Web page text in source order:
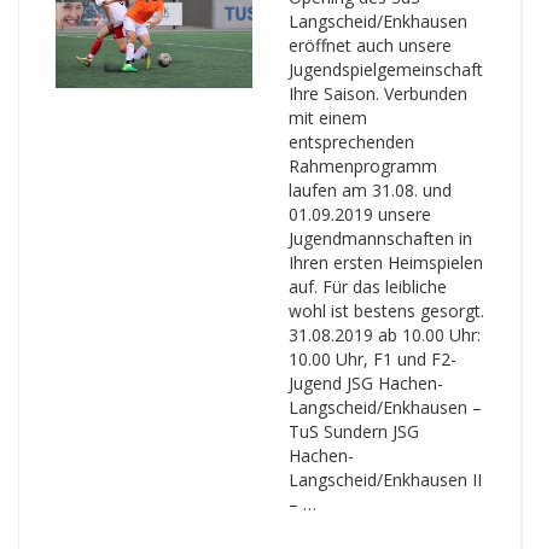
Langscheid/Enkhausen
eröffnet auch unsere
Jugendspielgemeinschaft
Ihre Saison. Verbunden
mit einem
entsprechenden
Rahmenprogramm
laufen am 31.08. und
01.09.2019 unsere
Jugendmannschaften in
Ihren ersten Heimspielen
auf. Für das leibliche
wohl ist bestens gesorgt.
31.08.2019 ab 10.00 Uhr:
10.00 Uhr, F1 und F2-
Jugend JSG Hachen-
Langscheid/Enkhausen –
TuS Sundern JSG
Hachen-
Langscheid/Enkhausen II
– …